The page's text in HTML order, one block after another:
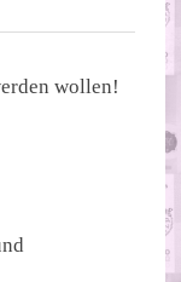
wollen!